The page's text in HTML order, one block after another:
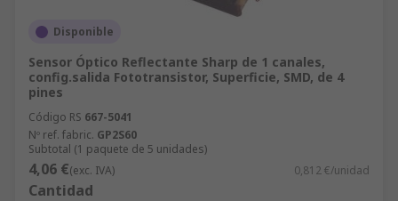
Disponible
Sensor Óptico Reflectante Sharp de 1 canales,
config.salida Fototransistor, Superficie, SMD, de 4
pines
Código RS 667-5041
Nº ref. fabric. GP2S60
Subtotal (1 paquete de 5 unidades)
4,06 €(exc. IVA) 0,812 €/unidad
Cantidad